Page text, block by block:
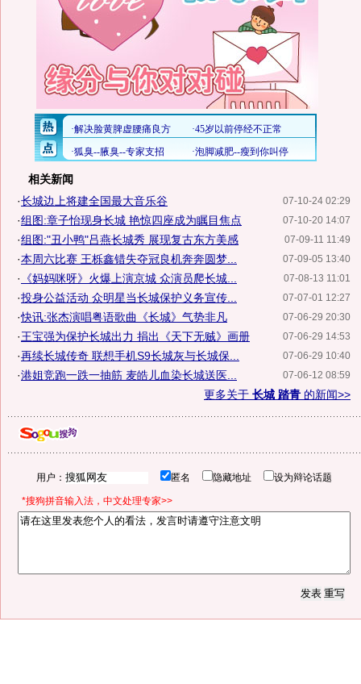
相关新闻
07-10-24 02:29
·长城边上将建全国最大音乐谷
07-10-20 14:07
·组图:章子怡现身长城 艳惊四座成为瞩目焦点
07-09-11 11:49
·组图:"丑小鸭"吕燕长城秀 展现复古东方美感
07-09-05 13:40
·本周六比赛 王栎鑫错失夺冠良机奔奔圆梦...
07-08-13 11:01
· 《妈妈咪呀》火爆上演京城 众演员爬长城...
07-07-01 12:27
·投身公益活动 众明星当长城保护义务宣传...
07-06-29 20:30
·快讯:张杰演唱粤语歌曲《长城》气势非凡
07-06-29 14:53
·王宝强为保护长城出力 捐出《天下无贼》画册
07-06-29 10:40
·再续长城传奇 联想手机S9长城灰与长城保...
07-06-12 08:59
·港姐竞跑一跌一抽筋 麦皓儿血染长城送医...
更多关于 长城 踏青 的新闻>>
用户： 匿名 隐藏地址 设为辩论话题
*搜狗拼音输入法，中文处理专家>>